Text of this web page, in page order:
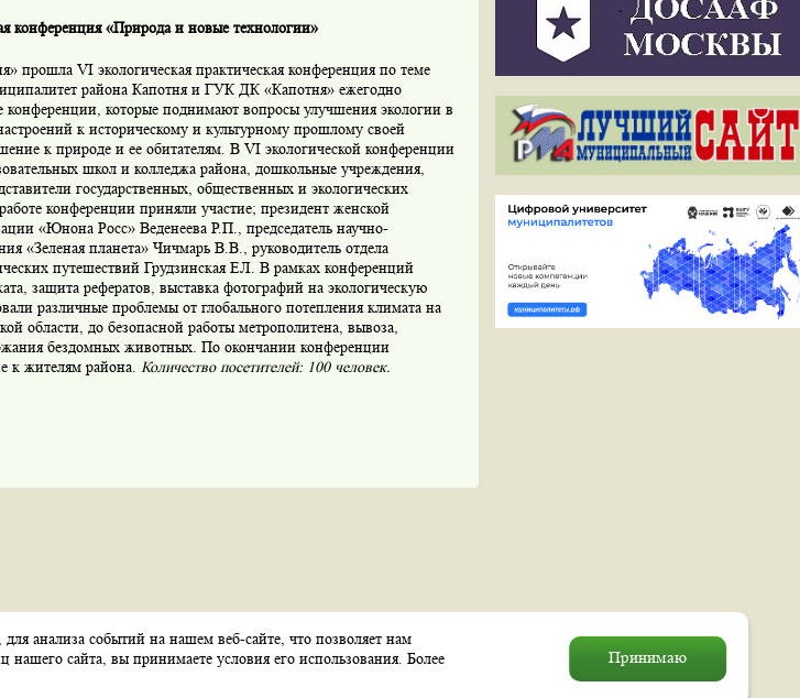
конференция «Природа и новые технологии»
прошла VI экологическая практическая конференция по теме
района Капотня и ГУК ДК «Капотня» ежегодно
конференции, которые поднимают вопросы улучшения экологии в
к историческому и культурному прошлому своей
к природе и ее обитателям. В VI экологической конференции
школ и колледжа района, дошкольные учреждения,
государственных, общественных и экологических
конференции приняли участие; президент женской
«Юнона Росс» Веденеева Р.П., председатель научно-
«Зеленая планета» Чичмарь В.В., руководитель отдела
путешествий Грудзинская ЕЛ. В рамках конференций
защита рефератов, выставка фотографий на экологическую
различные проблемы от глобального потепления климата на
области, до безопасной работы метрополитена, вывоза,
бездомных животных. По окончании конференции
к жителям района.
Количество посетителей: 100 человек.
Обратная связь
© 2004–2026 Муниципальное
образование «Выхино–Жулебино»
анализа событий на нашем веб-сайте, что позволяет нам
сайта, вы принимаете условия его использования. Более
Принимаю